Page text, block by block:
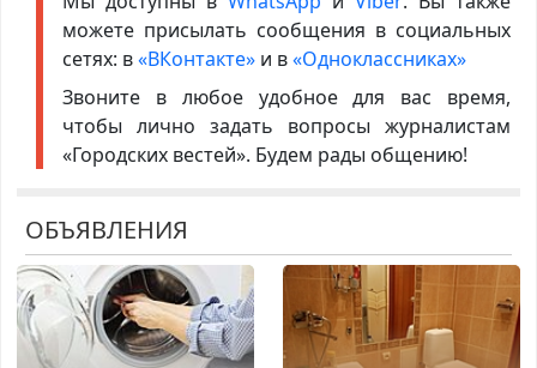
можете присылать сообщения в социальных
сетях: в«ВКонтакте»и в«Одноклассниках»
Звоните в любое удобное для вас время,
чтобы лично задать вопросы журналистам
«Городских вестей». Будем рады общению!
ОБЪЯВЛЕНИЯ